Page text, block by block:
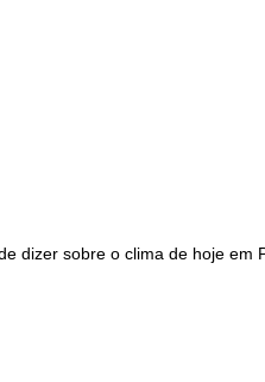
dizer sobre o clima de hoje em